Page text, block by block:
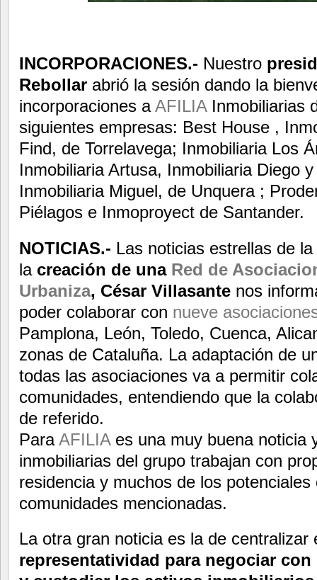
INCORPORACIONES.- Nuestro
Rebollar abrió la sesión dando la
incorporaciones aAFILIAInmobiliarias
siguientes empresas: Best House ,
Find, de Torrelavega; Inmobiliaria Los
Inmobiliaria Artusa, Inmobiliaria Diego
Inmobiliaria Miguel, de Unquera ;
Piélagos e Inmoproyect de Santander.
NOTICIAS.- Las noticias estrellas de
la creación de una Red de
Urbaniza, César Villasante nos
poder colaborar con nueve
Pamplona, León, Toledo, Cuenca,
zonas de Cataluña. La adaptación de
todas las asociaciones va a permitir
comunidades, entendiendo que la
de referido.
ParaAFILIAes una muy buena noticia
inmobiliarias del grupo trabajan con
residencia y muchos de los
comunidades mencionadas.
La otra gran noticia es la de centralizar
representatividad para negociar